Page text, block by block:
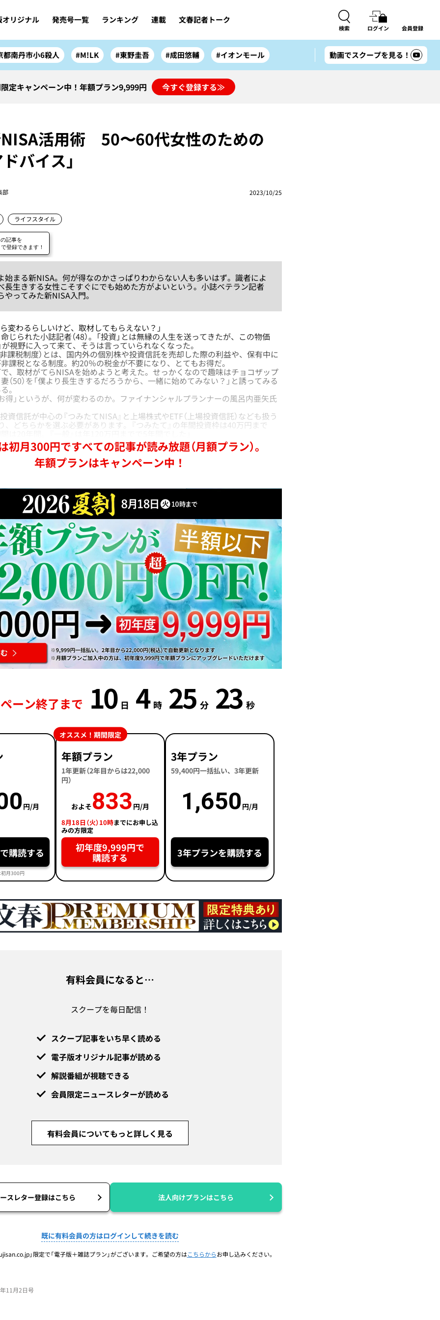
オリジナル 発売号一覧 ランキング 連載 文春記者トーク
検索 ログイン 会員登録
都南丹市小6殺人 #M!LK #東野圭吾 #成田悠輔 #イオンモール 動画でスクープを見る！
定キャンペーン中！年額プラン9,999円 今すぐ登録する≫
活用術 50〜60代女性のための
バイス」
部 2023/10/25
ライフスタイル
まる新NISA。何が得なのかさっぱりわからない人も多いはず。識者によ
長生きする女性こそすぐにでも始めた方がよいという。小誌ベテラン記者
ってみた新NISA入門。
変わるらしいけど、取材してもらえない？」
られた小誌記者（48）。「投資」とは無縁の人生を送ってきたが、この物価
が視野に入って来て、そうは言っていられなくなった。
税制度）とは、国内外の個別株や投資信託を売却した際の利益や、保有中に
課税となる制度。約20％の税金が不要になり、とてもお得だ。
取材がてらNISAを始めようと考えた。せっかくなので趣味はチョコザップ
（50）を「僕より長生きするだろうから、一緒に始めてみない？」と誘ってみる
。
得」というが、何が変わるのか。ファイナンシャルプランナーの風呂内亜矢氏
資信託が中心の『つみたてNISA』と上場株式やETF（上場投資信託）なども扱う
、どちらかを選ぶ必要があります。『つみたて』の年間投資枠は40万円まで
初月300円ですべての記事が読み放題（月額プラン）。
年額プランはキャンペーン中！
ーン終了まで 10 日 4 時 25 分 22 秒
円/月
購読する
月300円
年額プラン
1年更新（2年目からは22,000
円）
およそ833 円/月
8月18日（火）10時までにお申し込
みの方限定
初年度9,999円で
購読する
オススメ！期間限定
3年プラン
59,400円一括払い、3年更新
1,650 円/月
3年プランを購読する
有料会員になると…
スクープを毎日配信！
スクープ記事をいち早く読める
電子版オリジナル記事が読める
解説番組が視聴できる
会員限定ニュースレターが読める
有料会員についてもっと詳しく見る
スレター登録はこちら 法人向けプランはこちら
既に有料会員の方はログインして続きを読む
」限定で「電子版＋雑誌プラン」がございます。ご希望の方はこちらからお申し込みください。
11月2日号